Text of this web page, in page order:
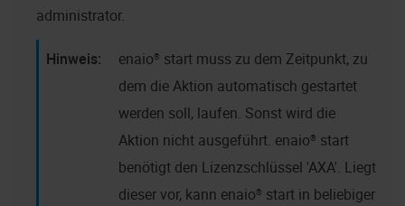
administrator.
enaio® start muss zu dem Zeitpunkt, zu
dem die Aktion automatisch gestartet
werden soll, laufen. Sonst wird die
Aktion nicht ausgeführt. enaio® start
benötigt den Lizenzschlüssel 'AXA'. Liegt
dieser vor, kann enaio® start in beliebiger